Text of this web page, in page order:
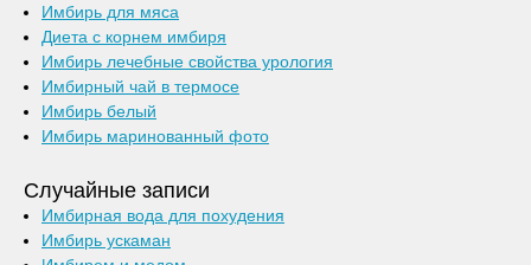
Имбирь для мяса
Диета с корнем имбиря
Имбирь лечебные свойства урология
Имбирный чай в термосе
Имбирь белый
Имбирь маринованный фото
Случайные записи
Имбирная вода для похудения
Имбирь ускаман